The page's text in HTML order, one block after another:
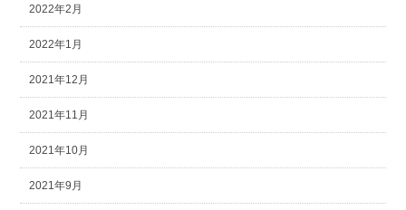
2022年2月
2022年1月
2021年12月
2021年11月
2021年10月
2021年9月